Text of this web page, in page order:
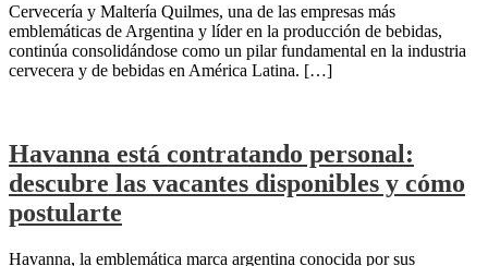
Cervecería y Maltería Quilmes, una de las empresas más
emblemáticas de Argentina y líder en la producción de bebidas,
continúa consolidándose como un pilar fundamental en la industria
cervecera y de bebidas en América Latina. […]
Havanna está contratando personal:
descubre las vacantes disponibles y cómo
postularte
Havanna, la emblemática marca argentina conocida por sus